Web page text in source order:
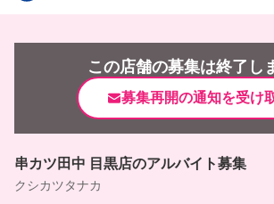
この店舗の募集は終了し
募集再開の通知を受け
串カツ田中 目黒店のアルバイト募集
クシカツタナカ